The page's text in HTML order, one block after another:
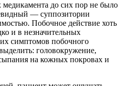
до сих пор не было
— суппозитории
Побочное действие хоть
и в незначительных
симптомов побочного
головокружение,
на кожных покровах и